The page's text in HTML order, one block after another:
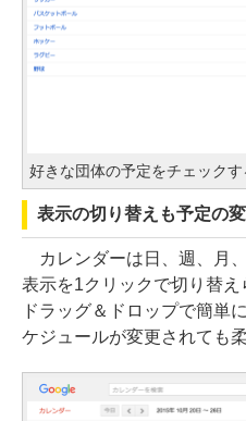
好きな団体の予定をチェック
表示の切り替えも予定の
カレンダーは日、週、月
表示を1クリックで切り替
ドラッグ＆ドロップで簡単
ケジュールが変更されても